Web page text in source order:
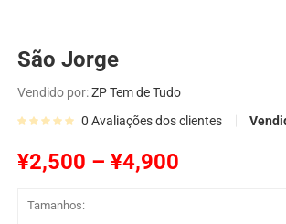
São Jorge
Vendido por:ZP Tem de Tudo
0 Avaliações dos clientes
¥2,500 – ¥4,900
Tamanhos: